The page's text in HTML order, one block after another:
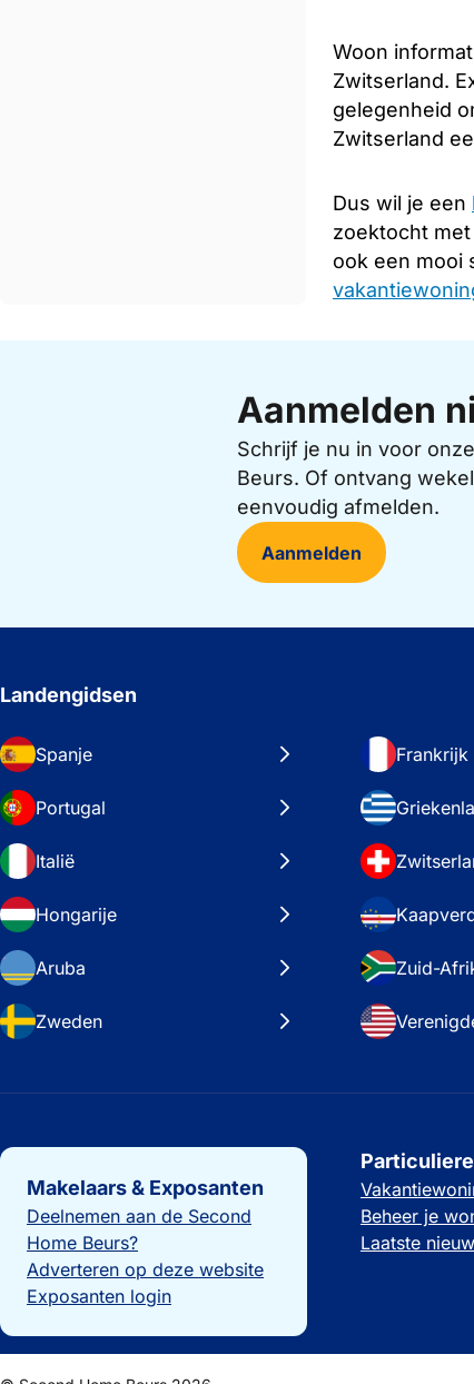
Woon
Zwitserland.
gelegenheid
Zwitserland
Dus wil je een
zoektocht
ook een mooi
Aanmelden
Schrijf je nu in voor
Beurs. Of ontvang
eenvoudig afmelden.
Aanmelden
Landengidsen
Spanje Frankrijk
Portugal
Italië
Hongarije
Aruba Zuid-
Zweden
Belangrijke links
Makelaars & Exposanten
Deelnemen aan de Second
Home Beurs?
Adverteren op deze website
Exposanten login
Beheer je
Laatste